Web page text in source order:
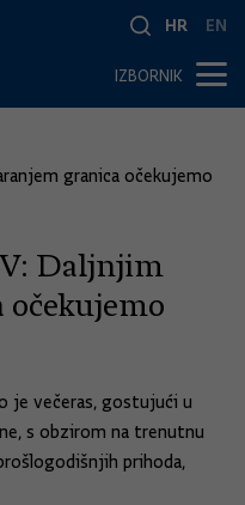
HR EN
IZBORNIK
granica očekujemo
Daljnjim
je večeras, gostujući u
s obzirom na trenutnu
prihoda,